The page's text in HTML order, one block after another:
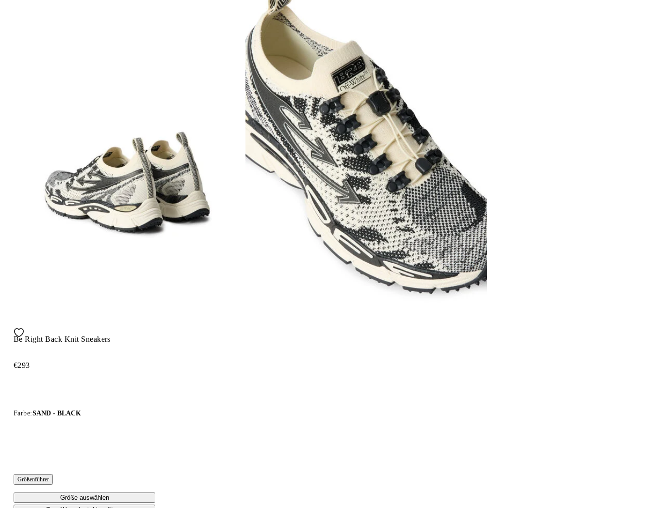
Be Right Back Knit Sneakers
€293
Farbe:SAND - BLACK
Größenführer
Größe auswählen